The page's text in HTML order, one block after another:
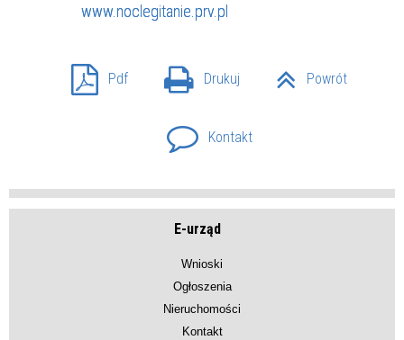
www.noclegitanie.prv.pl
Pdf Drukuj Powrót
Kontakt
E-urząd
Wnioski
Ogłoszenia
Nieruchomości
Kontakt